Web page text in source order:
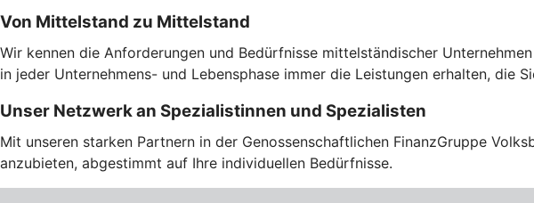
Von Mittelstand zu Mittelstand
Wir kennen die Anforderungen und Bedürfnisse mittelständischer
in jeder Unternehmens- und Lebensphase immer die Leistungen erhalten, die
Unser Netzwerk an Spezialistinnen und Spezialisten
Mit unseren starken Partnern in der Genossenschaftlichen FinanzGruppe
anzubieten, abgestimmt auf Ihre individuellen Bedürfnisse.